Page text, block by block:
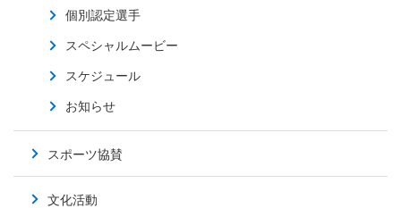
個別認定選手
スペシャルムービー
スケジュール
お知らせ
スポーツ協賛
文化活動